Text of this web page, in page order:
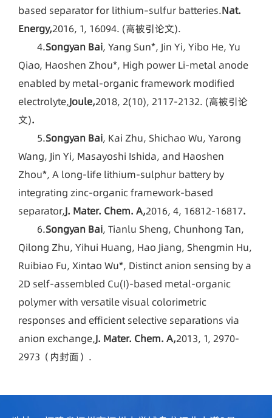
based separator for lithium–sulfur batteries.Nat.
Energy,2016, 1, 16094. (高被引论文).
4.Songyan Bai, Yang Sun*, Jin Yi, Yibo He, Yu
Qiao, Haoshen Zhou*, High power Li-metal anode
enabled by metal-organic framework modified
electrolyte,Joule,2018, 2(10), 2117-2132. (高被引论
文).
5.Songyan Bai, Kai Zhu, Shichao Wu, Yarong
Wang, Jin Yi, Masayoshi Ishida, and Haoshen
Zhou*, A long-life lithium-sulphur battery by
integrating zinc-organic framework-based
separator,J. Mater. Chem. A,2016, 4, 16812-16817.
6.Songyan Bai, Tianlu Sheng, Chunhong Tan,
Qilong Zhu, Yihui Huang, Hao Jiang, Shengmin Hu,
Ruibiao Fu, Xintao Wu*, Distinct anion sensing by a
2D self-assembled Cu(I)-based metal-organic
polymer with versatile visual colorimetric
responses and efficient selective separations via
anion exchange,J. Mater. Chem. A,2013, 1, 2970-
2973（内封面）.